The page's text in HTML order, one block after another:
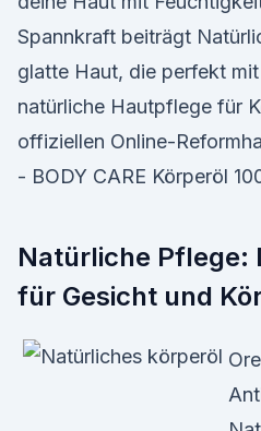
Spannkraft beiträgt
glatte Haut, die perfekt
natürliche Hautpflege für
offiziellen Online-
- BODY CARE Körperöl
Natürliche Pflege:
für Gesicht und